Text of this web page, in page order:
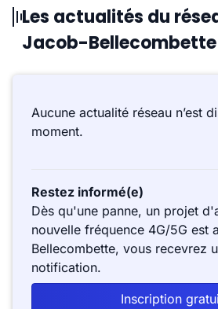
Les actualités du
Jacob-Bellecombette
Aucune actualité réseau n’est
moment.
Restez informé(e)
Dès qu'une panne, un projet
nouvelle fréquence 4G/5G est
Bellecombette, vous recevrez
notification.
Inscription